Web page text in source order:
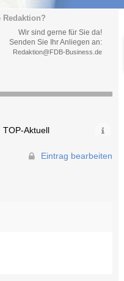
Redaktion?
Wir sind gerne für Sie da!
Senden Sie Ihr Anliegen an:
Redaktion@FDB-Business.de
TOP-Aktuell
Eintrag bearbeiten